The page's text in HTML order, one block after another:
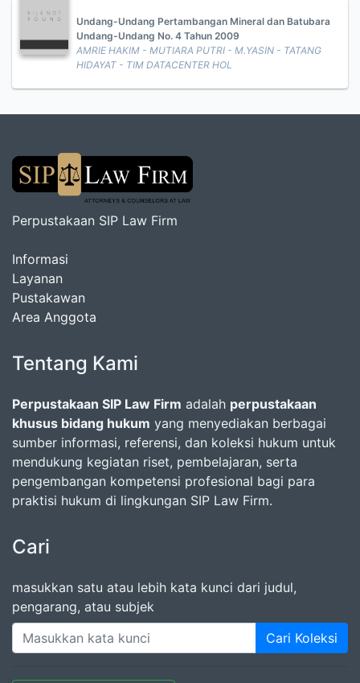
Undang-Undang Pertambangan Mineral dan Batubara
Undang-Undang No. 4 Tahun 2009
AMRIE HAKIM - MUTIARA PUTRI - M.YASIN - TATANG
HIDAYAT - TIM DATACENTER HOL
Perpustakaan SIP Law Firm
Informasi
Layanan
Pustakawan
Area Anggota
Tentang Kami
Perpustakaan SIP Law Firm adalah perpustakaan
khusus bidang hukum yang menyediakan berbagai
sumber informasi, referensi, dan koleksi hukum untuk
mendukung kegiatan riset, pembelajaran, serta
pengembangan kompetensi profesional bagi para
praktisi hukum di lingkungan SIP Law Firm.
Cari
masukkan satu atau lebih kata kunci dari judul,
pengarang, atau subjek
Cari Koleksi